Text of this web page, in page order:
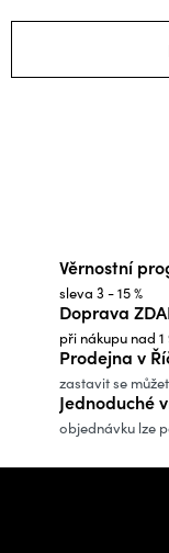
Věrnostní
sleva 3 - 15 %
Doprava
při nákupu nad
Prodejna v
zastavit se
Jednoduché
objednávku lze
Z